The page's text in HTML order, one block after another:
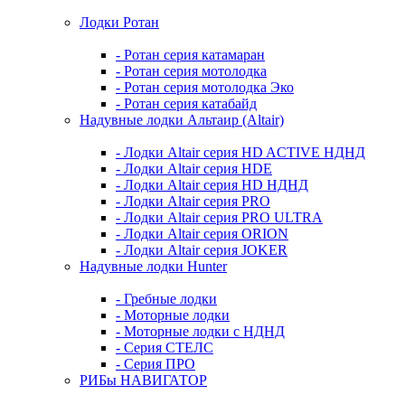
Лодки Ротан
- Ротан серия катамаран
- Ротан серия мотолодка
- Ротан серия мотолодка Эко
- Ротан серия катабайд
Надувные лодки Альтаир (Altair)
- Лодки Altair серия HD ACTIVE НДНД
- Лодки Altair серия HDE
- Лодки Altair серия HD НДНД
- Лодки Altair серия PRO
- Лодки Altair серия PRO ULTRA
- Лодки Altair серия ORION
- Лодки Altair серия JOKER
Надувные лодки Hunter
- Гребные лодки
- Моторные лодки
- Моторные лодки с НДНД
- Серия СТЕЛС
- Серия ПРО
РИБы НАВИГАТОР